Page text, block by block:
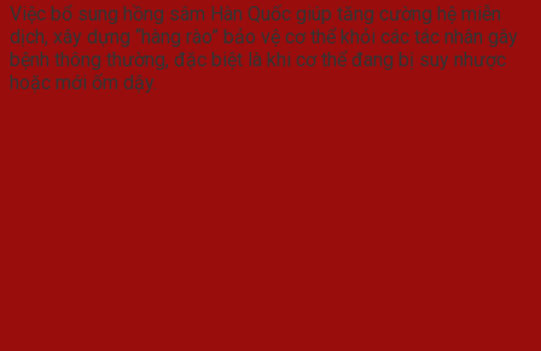
Việc bổ sung hồng sâm Hàn Quốc giúp tăng cường hệ miễn
dịch, xây dựng “hàng rào” bảo vệ cơ thể khỏi các tác nhân gây
bệnh thông thường, đặc biệt là khi cơ thể đang bị suy nhược
hoặc mới ốm dậy.